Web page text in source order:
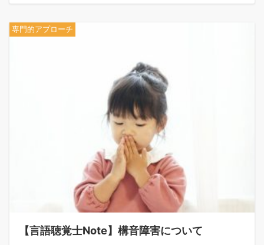
専門的アプローチ
【言語聴覚士Note】構音障害について